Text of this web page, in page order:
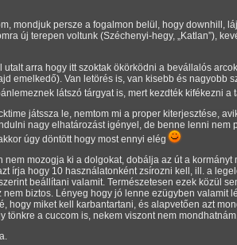
mondjuk persze a fogalmon belül, hogy downhill,
új terepen voltunk (Széchenyi-hegy,
Katlan ),
arra hogy itt szoktak ökörködni a bevállalós
emelkedő). Van letörés is, van kisebb és nagyobb
látszó tárgyat is, mert kezdték kifékezni
játssza le, nemtom mi a proper kiterjesztése,
nagy elhatározást igényel, de benne lenni nem
úgy döntött hogy most ennyi elég
mozogja ki a dolgokat, dobálja az út a kormányt
írja hogy 10 használatonként zsírozni kell, ill. a
beállítani valamit. Természetesen ezek közül
biztos. Lényeg hogy jó lenne ezügyben valamit
hogy miket kell karbantartani, és alapvetően azt
a cuccom is, nekem viszont nem